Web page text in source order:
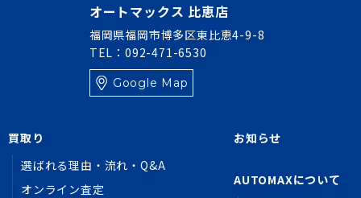
オートマックス 比恵店
福岡県福岡市博多区東比恵4-9-8
TEL：092-471-6530
Google Map
買取り
選ばれる理由・流れ・Q&A
オンライン査定
お知らせ
AUTOMAXについて